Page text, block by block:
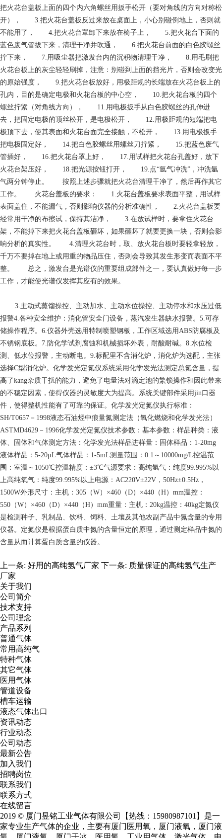
把火花台盖板上面的四个内六角螺丝用扳手松开（要对角线的方向对称松
开）， 3.把火花台盖板反过来放在桌面上，小心别碰倒地上，否则就
不能用了， 4.把火花台罩卸下来放在椅子上， 5.把火花台下面的
蓝色废气管拔下来，清理干净并吹通， 6.把火花台前面的白色胶螺丝
拧下来， 7.用吸尘器把激发台内的沉积物清理干净， 8.用毛刷把
火花台板上的灰尘轻轻刷掉，注意：别碰到上面的挡光片，否则会改变光
的原始强度， 9.把火花台板放好，用极距规的长端放在火花台板上的
孔内，目的是确定电极和火花台板的中心空， 10.把火花台板的四个
螺丝拧紧（对角线方向）， 11.用电极扳手从白色胶螺丝的孔伸进
去，把固定电极的顶丝松开，是电极松开， 12.用极距规的短端把电
极顶下去，使其表面和火花台面完全接触，不松开， 13.用电极扳手
把电极固定好， 14.把白色胶螺丝用螺丝刀拧紧， 15.把蓝色废气
管插好， 16.把火花台罩上好， 17.用试样把火花台孔盖好，放下
火花台架压好， 18.把光源按钮打开， 19.点“氩气冲洗”，冲洗氩
气两分钟停止。 按照上述步骤就把火花台清理干净了，然后再作其它
工作。 火花台盖板的要求： 1.火花台盖板要求表面平整，用试样
表面盖住，不能漏气，否则影响仪器的分析准确性， 2.火花台盖板要
经常用干净的布擦试，保持其洁净， 3.在放试样时，要拿住火花台
架，不能掉下来把火花台盖板砸坏，如果砸坏了就要更换一块，否则会影
响分析的真实性。 4.清理火花台时，取、放火花台板时要轻拿轻放，
千万不要掉在地上或用重的物品压住，否则会导致其发生形变而表面不平
整。 总之，激发台是光谱仪的重要组成部件之一，要认真做好每一步
工作，才能使光谱仪发挥其应有的效果。
3.主动式蒸馏操控、主动加水、主动水位操控、主动停水和水压过低
报警4.各种安全维护：消化管安全门设备，蒸汽发生器缺水报警。5.可存
储操作程序。6.仪器外壳选用特制喷塑钢板，工作区域选用ABS防腐板及
不锈钢底板。7.防化学试剂腐蚀和机械损坏外表，耐酸耐碱。8.水位检
测、低水位报警，主动断电。9.标配里不含消化炉，消化炉为选配，主张
选择C型消化炉。化学发光定氮仪系统采用化学发光法测定总氮含量，提
高了kang杂质干扰的能力，避免了电量法对滴定池的繁锁操作和因此带来
的不稳定因素，使得仪器的灵敏度大为提高。系统关键部件采用jin口器
件，使得整机性能有了可靠的保证。化学发光定氮仪执行标准：
SH/T0657－1998液态石油烃中痕量氮测定法（氧化燃烧和化学发光法）
ASTMD4629－1996化学发光定氮仪技术参数：基本参数：样品种类：液
体、固体和气体测定方法：化学发光法样品进样量：固体样品：1-20mg
液体样品：5-20μL气体样品：1-5mL测量范围：0.1～10000mg/L控温范
围：室温～1050℃控温精度：±3℃气源要求：高纯氩气：纯度99.995%以
上高纯氧气：纯度99.995%以上电源：AC220V±22V，50Hz±0.5Hz，
1500W外形尺寸：主机：305（W）×460（D）×440（H）mm温控：
550（W）×460（D）×440（H）mm重量：主机：20kg温控：40kg定氮仪
是检测种子、乳制品、饮料、饲料、土壤及其他农副产品中氮含量的专用
仪器。定氮仪是根据蛋白质中氮的含量恒定的原理，通过测定样品中氮的
含量从而计算蛋白质含量的仪器。
上一条: 好用的高纯氢气厂家 下一条: 质量保证的高纯氢气生产
厂家
关于我们
公司简介
技术支持
公司理念
产品系列
普通气体
常用高纯气
特种气体
其它气体
医用气体
管道设备
槽车运输
液态气体出口
资讯动态
行业动态
公司动态
最新公告
加入我们
招聘岗位
联系我们
联系方式
在线留言
2019 © 厦门昱铭工业气体有限公司【热线：15980987101】是一
家专业生产气体的企业，主要有厦门医用氧 ， 厦门液氧 ， 厦门液